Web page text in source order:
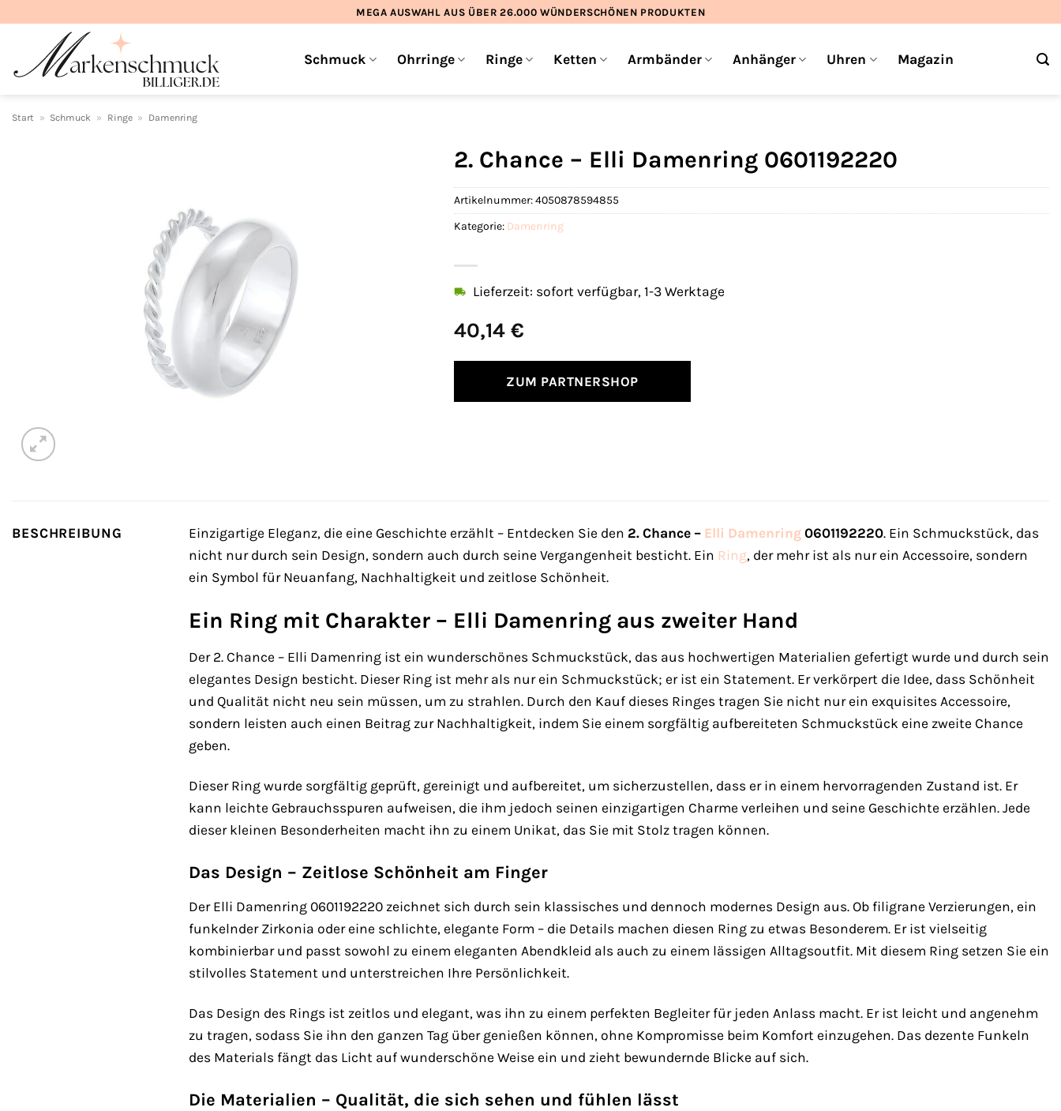
springen
MEGA AUSWAHL AUS ÜBER 26.000 WÜNDERSCHÖNEN PRODUKTEN
Schmuck Ohrringe Ringe Ketten Armbänder Anhänger Uhren Magazin
Start » Schmuck » Ringe » Damenring
2. Chance – Elli Damenring 0601192220
40,14 €
Lieferzeit: sofort verfügbar, 1-3 Werktage
ZUM PARTNERSHOP
Artikelnummer:4050878594855
Kategorie: Damenring
BESCHREIBUNG Einzigartige Eleganz, die eine Geschichte erzählt – Entdecken Sie den 2. Chance – Elli Damenring 0601192220. Ein Schmuckstück, das
nicht nur durch sein Design, sondern auch durch seine Vergangenheit besticht. Ein Ring, der mehr ist als nur ein Accessoire, sondern
ein Symbol für Neuanfang, Nachhaltigkeit und zeitlose Schönheit.
Ein Ring mit Charakter – Elli Damenring aus zweiter Hand
Der 2. Chance – Elli Damenring ist ein wunderschönes Schmuckstück, das aus hochwertigen Materialien gefertigt wurde und durch sein
elegantes Design besticht. Dieser Ring ist mehr als nur ein Schmuckstück; er ist ein Statement. Er verkörpert die Idee, dass Schönheit
und Qualität nicht neu sein müssen, um zu strahlen. Durch den Kauf dieses Ringes tragen Sie nicht nur ein exquisites Accessoire,
sondern leisten auch einen Beitrag zur Nachhaltigkeit, indem Sie einem sorgfältig aufbereiteten Schmuckstück eine zweite Chance
geben.
Dieser Ring wurde sorgfältig geprüft, gereinigt und aufbereitet, um sicherzustellen, dass er in einem hervorragenden Zustand ist. Er
kann leichte Gebrauchsspuren aufweisen, die ihm jedoch seinen einzigartigen Charme verleihen und seine Geschichte erzählen. Jede
dieser kleinen Besonderheiten macht ihn zu einem Unikat, das Sie mit Stolz tragen können.
Das Design – Zeitlose Schönheit am Finger
Der Elli Damenring 0601192220 zeichnet sich durch sein klassisches und dennoch modernes Design aus. Ob filigrane Verzierungen, ein
funkelnder Zirkonia oder eine schlichte, elegante Form – die Details machen diesen Ring zu etwas Besonderem. Er ist vielseitig
kombinierbar und passt sowohl zu einem eleganten Abendkleid als auch zu einem lässigen Alltagsoutfit. Mit diesem Ring setzen Sie ein
stilvolles Statement und unterstreichen Ihre Persönlichkeit.
Das Design des Rings ist zeitlos und elegant, was ihn zu einem perfekten Begleiter für jeden Anlass macht. Er ist leicht und angenehm
zu tragen, sodass Sie ihn den ganzen Tag über genießen können, ohne Kompromisse beim Komfort einzugehen. Das dezente Funkeln
des Materials fängt das Licht auf wunderschöne Weise ein und zieht bewundernde Blicke auf sich.
Die Materialien – Qualität, die sich sehen und fühlen lässt